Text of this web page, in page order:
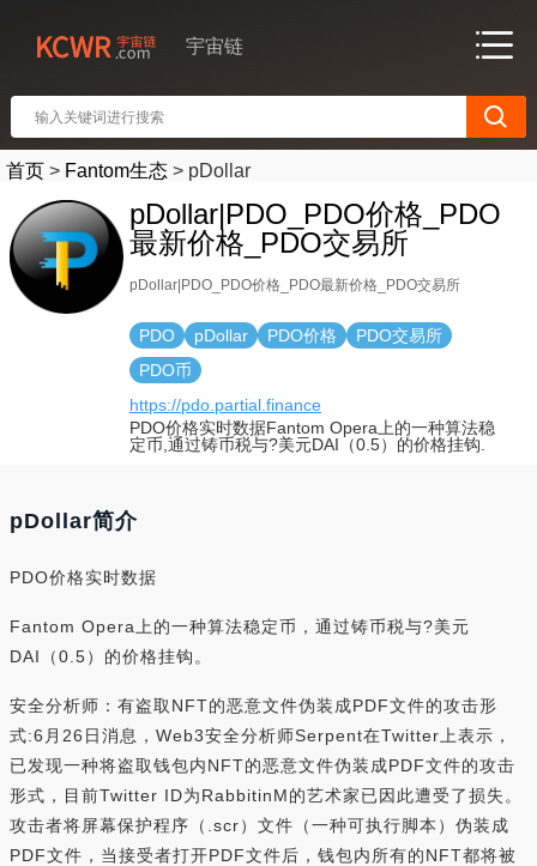
宇宙链
首页 > Fantom生态 > pDollar
pDollar|PDO_PDO价格_PDO
最新价格_PDO交易所
pDollar|PDO_PDO价格_PDO最新价格_PDO交易所
PDO pDollar PDO价格
PDO交易所
PDO币
https://pdo.partial.finance
PDO价格实时数据Fantom Opera上的一种算法稳
定币,通过铸币税与?美元DAI（0.5）的价格挂钩.
pDollar简介
PDO价格实时数据
Fantom Opera上的一种算法稳定币，通过铸币税与?美元
DAI（0.5）的价格挂钩。
安全分析师：有盗取NFT的恶意文件伪装成PDF文件的攻击形
式:6月26日消息，Web3安全分析师Serpent在Twitter上表示，
已发现一种将盗取钱包内NFT的恶意文件伪装成PDF文件的攻击
形式，目前Twitter ID为RabbitinM的艺术家已因此遭受了损失。
攻击者将屏幕保护程序（.scr）文件（一种可执行脚本）伪装成
PDF文件，当接受者打开PDF文件后，钱包内所有的NFT都将被